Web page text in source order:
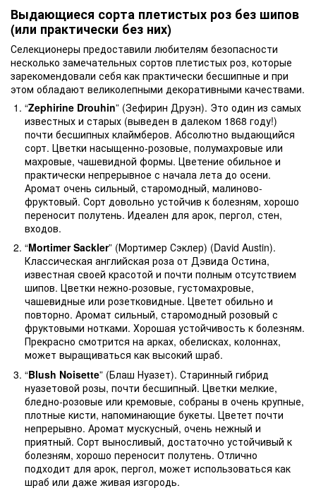
Выдающиеся сорта плетистых роз без шипов
(или практически без них)
Селекционеры предоставили любителям безопасности
несколько замечательных сортов плетистых роз, которые
зарекомендовали себя как практически бесшипные и при
этом обладают великолепными декоративными качествами.
“Zephirine Drouhin” (Зефирин Друэн). Это один из самых
известных и старых (выведен в далеком 1868 году!)
почти бесшипных клаймберов. Абсолютно выдающийся
сорт. Цветки насыщенно-розовые, полумахровые или
махровые, чашевидной формы. Цветение обильное и
практически непрерывное с начала лета до осени.
Аромат очень сильный, старомодный, малиново-
фруктовый. Сорт довольно устойчив к болезням, хорошо
переносит полутень. Идеален для арок, пергол, стен,
входов.
“Mortimer Sackler” (Мортимер Сэклер) (David Austin).
Классическая английская роза от Дэвида Остина,
известная своей красотой и почти полным отсутствием
шипов. Цветки нежно-розовые, густомахровые,
чашевидные или розетковидные. Цветет обильно и
повторно. Аромат сильный, старомодный розовый с
фруктовыми нотками. Хорошая устойчивость к болезням.
Прекрасно смотрится на арках, обелисках, колоннах,
может выращиваться как высокий шраб.
“Blush Noisette” (Блаш Нуазет). Старинный гибрид
нуазетовой розы, почти бесшипный. Цветки мелкие,
бледно-розовые или кремовые, собраны в очень крупные,
плотные кисти, напоминающие букеты. Цветет почти
непрерывно. Аромат мускусный, очень нежный и
приятный. Сорт выносливый, достаточно устойчивый к
болезням, хорошо переносит полутень. Отлично
подходит для арок, пергол, может использоваться как
шраб или даже живая изгородь.